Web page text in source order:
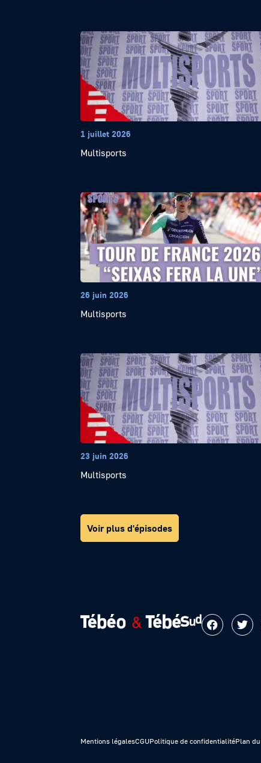
1 juillet 2026
Multisports
26 juin 2026
Multisports
23 juin 2026
Multisports
Voir plus d'épisodes
Mentions légalesCGUPolitique de confidentialitéPlan